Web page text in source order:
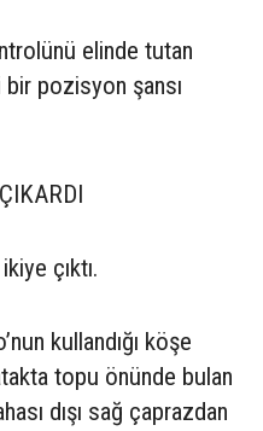
elinde tutan
pozisyon şansı
çıktı.
kullandığı köşe
topu önünde bulan
dışı sağ çaprazdan